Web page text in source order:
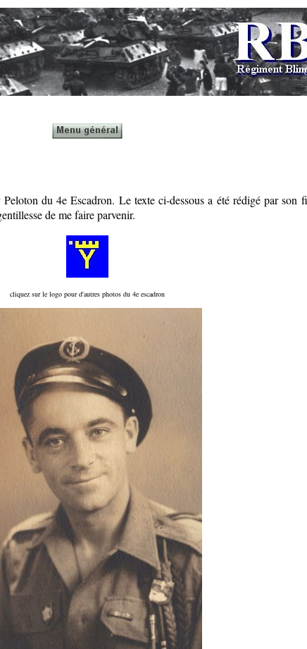
du 4e Escadron. Le texte ci-dessous a été rédigé par son
de me faire parvenir.
cliquez sur le logo pour d'autres photos du 4e escadron